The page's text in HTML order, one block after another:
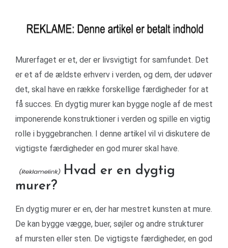
Murerfaget er et, der er livsvigtigt for samfundet. Det
er et af de ældste erhverv i verden, og dem, der udøver
det, skal have en række forskellige færdigheder for at
få succes. En dygtig murer kan bygge nogle af de mest
imponerende konstruktioner i verden og spille en vigtig
rolle i byggebranchen. I denne artikel vil vi diskutere de
vigtigste færdigheder en god murer skal have.
Hvad er en dygtig
murer?
En dygtig murer er en, der har mestret kunsten at mure.
De kan bygge vægge, buer, søjler og andre strukturer
af mursten eller sten. De vigtigste færdigheder, en god